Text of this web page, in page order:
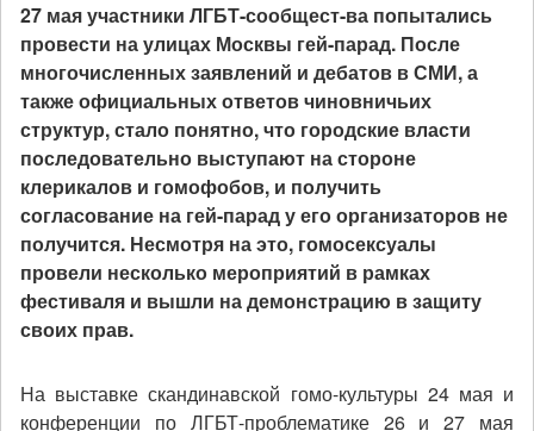
27 мая участники ЛГБТ-сообщест-ва попытались
провести на улицах Москвы гей-парад. После
многочисленных заявлений и дебатов в СМИ, а
также официальных ответов чиновничьих
структур, стало понятно, что городские власти
последовательно выступают на стороне
клерикалов и гомофобов, и получить
согласование на гей-парад у его организаторов не
получится. Несмотря на это, гомосексуалы
провели несколько мероприятий в рамках
фестиваля и вышли на демонстрацию в защиту
своих прав.
На выставке скандинавской гомо-культуры 24 мая и
конференции по ЛГБТ-проблематике 26 и 27 мая